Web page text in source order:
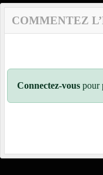
COMMENTEZ
Connectez-vous pour